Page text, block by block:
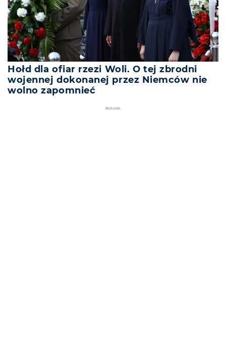
Hołd dla ofiar rzezi Woli. O tej zbrodni
wojennej dokonanej przez Niemców nie
wolno zapomnieć
REKLAMA